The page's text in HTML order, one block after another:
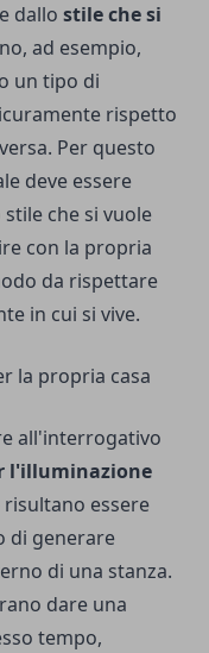
dallo stile che si
ad esempio,
o un tipo di
rispetto
Per questo
deve essere
che si vuole
con la propria
da rispettare
in cui si vive.
la propria casa
all'interrogativo
l'illuminazione
essere
di generare
di una stanza.
dare una
tempo,